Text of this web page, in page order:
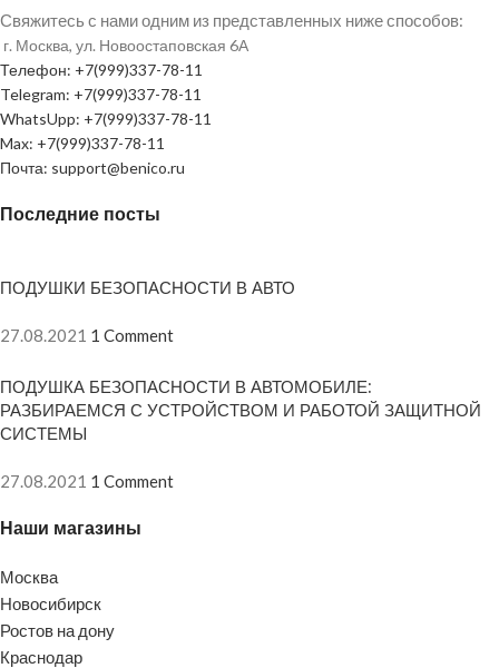
Свяжитесь с нами одним из представленных ниже способов:
г. Москва, ул. Новоостаповская 6А
Телефон: +7(999)337-78-11
Telegram: +7(999)337-78-11
WhatsUpp: +7(999)337-78-11
Max: +7(999)337-78-11
Почта: support@benico.ru
Последние посты
ПОДУШКИ БЕЗОПАСНОСТИ В АВТО
27.08.2021 1 Comment
ПОДУШКА БЕЗОПАСНОСТИ В АВТОМОБИЛЕ:
РАЗБИРАЕМСЯ С УСТРОЙСТВОМ И РАБОТОЙ ЗАЩИТНОЙ
СИСТЕМЫ
27.08.2021 1 Comment
Наши магазины
Москва
Новосибирск
Ростов на дону
Краснодар